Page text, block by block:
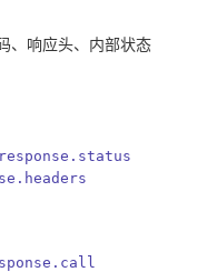
、响应头、内部状态